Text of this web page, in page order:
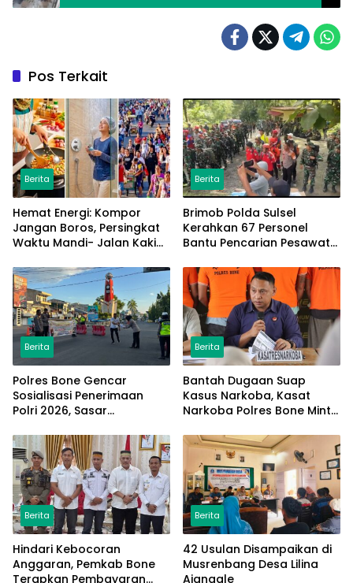
Pos Terkait
Berita
Hemat Energi: Kompor
Jangan Boros, Persingkat
Waktu Mandi- Jalan Kaki
Berita
Brimob Polda Sulsel
Kerahkan 67 Personel
Bantu Pencarian Pesawat
Berita
Polres Bone Gencar
Sosialisasi Penerimaan
Polri 2026, Sasar
Berita
Bantah Dugaan Suap
Kasus Narkoba, Kasat
Narkoba Polres Bone Minta
Berita
Hindari Kebocoran
Anggaran, Pemkab Bone
Terapkan Pembayaran
Berita
42 Usulan Disampaikan di
Musrenbang Desa Lilina
Ajangale